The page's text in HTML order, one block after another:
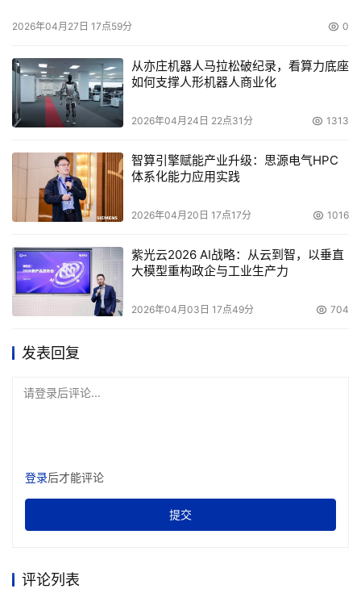
2026年04月27日 17点59分 0
从亦庄机器人马拉松破纪录，看算力底座
如何支撑人形机器人商业化
2026年04月24日 22点31分 1313
智算引擎赋能产业升级：思源电气HPC
体系化能力应用实践
2026年04月20日 17点17分 1016
紫光云2026 AI战略：从云到智，以垂直
大模型重构政企与工业生产力
2026年04月03日 17点49分 704
发表回复
请登录后评论...
登录后才能评论
提交
评论列表